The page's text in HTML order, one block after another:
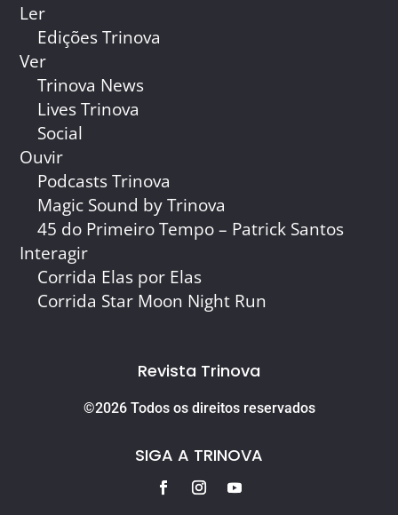
Ler
Edições Trinova
Ver
Trinova News
Lives Trinova
Social
Ouvir
Podcasts Trinova
Magic Sound by Trinova
45 do Primeiro Tempo – Patrick Santos
Interagir
Corrida Elas por Elas
Corrida Star Moon Night Run
Revista Trinova
©2026 Todos os direitos reservados
SIGA A TRINOVA